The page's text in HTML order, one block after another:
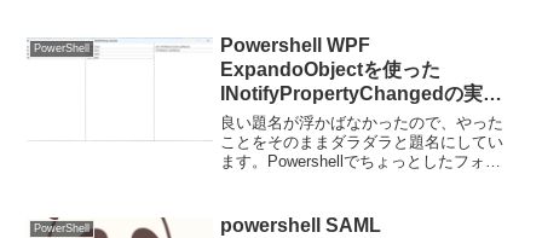
ァイル一括処理スクリプトをGUI...
PowerShell
Powershell WPF
ExpandoObjectを使った
INotifyPropertyChangedの実
装、XamlのMultiBindingによる
文字列結合サンプル
良い題名が浮かばなかったので、やった
ことをそのままダラダラと題名にしてい
ます。Powershellでちょっとしたフォー
いかも。 PowershellでINotify...
PowerShell
powershell SAML